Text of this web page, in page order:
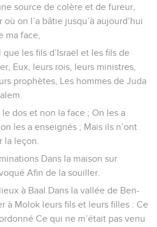
source de colère et de fureur,
on l’a bâtie jusqu’à aujourd’hui
ma face,
les fils d’Israël et les fils de
Eux, leurs rois, leurs ministres,
prophètes, Les hommes de Juda
dos et non la face ; On les a
les a enseignés ; Mais ils n’ont
la leçon.
Dans la maison sur
Afin de la souiller.
à Baal Dans la vallée de Ben-
à Molok leurs fils et leurs filles : Ce
Ce qui ne m’était pas venu